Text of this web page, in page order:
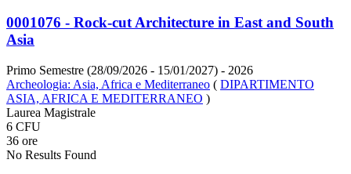
0001076 - Rock-cut Architecture in East and South
Asia
Primo Semestre (28/09/2026 - 15/01/2027) - 2026
Archeologia: Asia, Africa e Mediterraneo ( DIPARTIMENTO
ASIA, AFRICA E MEDITERRANEO )
Laurea Magistrale
6 CFU
36 ore
No Results Found